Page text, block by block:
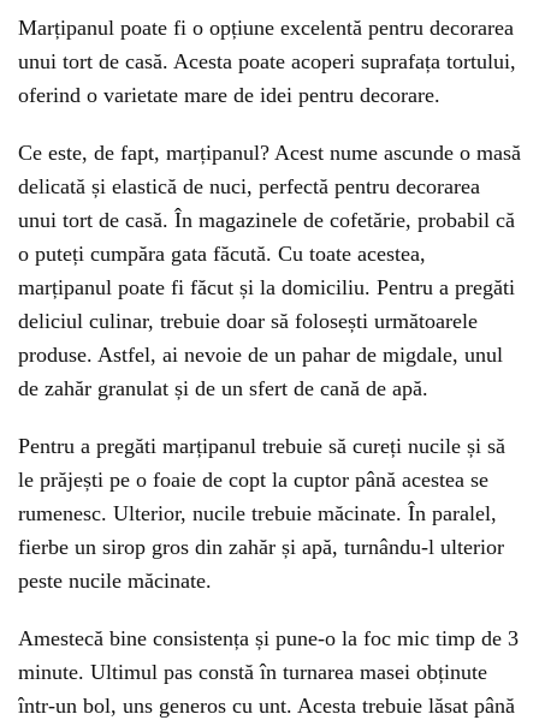
Marțipanul poate fi o opțiune excelentă pentru decorarea
unui tort de casă. Acesta poate acoperi suprafața tortului,
oferind o varietate mare de idei pentru decorare.
Ce este, de fapt, marțipanul? Acest nume ascunde o masă
delicată și elastică de nuci, perfectă pentru decorarea
unui tort de casă. În magazinele de cofetărie, probabil că
o puteți cumpăra gata făcută. Cu toate acestea,
marțipanul poate fi făcut și la domiciliu. Pentru a pregăti
deliciul culinar, trebuie doar să folosești următoarele
produse. Astfel, ai nevoie de un pahar de migdale, unul
de zahăr granulat și de un sfert de cană de apă.
Pentru a pregăti marțipanul trebuie să cureți nucile și să
le prăjești pe o foaie de copt la cuptor până acestea se
rumenesc. Ulterior, nucile trebuie măcinate. În paralel,
fierbe un sirop gros din zahăr și apă, turnându-l ulterior
peste nucile măcinate.
Amestecă bine consistența și pune-o la foc mic timp de 3
minute. Ultimul pas constă în turnarea masei obținute
într-un bol, uns generos cu unt. Acesta trebuie lăsat până